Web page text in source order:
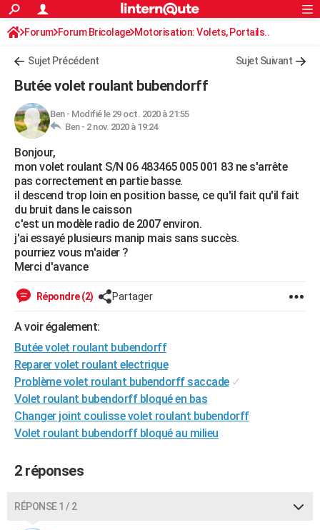
ACTUALITÉS
Politique
Société
Faits Divers
Education
Monde
Villes
+
FINANCE
Retraite
Impôts
Epargne
Immobilier
Risques naturels par ville
Banque
Assurance
Crédit
AUTO
Essais
Réserver un essai
Citadines
Berlines
SUV
Forum auto
+HIGH-TECH
Mobiles
Meilleur smartphone
Internet
Ordinateurs
Jeux vidéo
Guide high-tech
+BRICOLAGE
Forum
Aménagement intérieur
Extérieur
Cuisine
Salle de bains
Jardinage
Rangement
WEEK-END
Guides de France
Escapades
Patrimoine
Expositions
Musées
Week-end nature
+LIFESTYLE
Alimentation
Guide de la santé
Maladies
Médicaments
Sommeil
Destinations
City break
Voyage nature
Voyage de noces
Forum
Climat
+
GUIDES D'ACHAT
BONS PLANS
CARTE DE VOEUX
Dictionnaire
Biographies
Citations
Expressions
Proverbes
PROGRAMME TV
COPAINS D'AVANT
Rechercher
S'inscrire
Connexion
Forum Forum Bricolage Motorisation: Volets, Portails..
Sujet Précédent Sujet Suivant
Butée volet roulant bubendorff
Ben- Modifié le 29 oct. 2020 à 21:55
Ben - 2 nov. 2020 à 19:24
Bonjour,
mon volet roulant S/N 06 483465 005 001 83 ne s'arrête
pas correctement en partie basse.
il descend trop loin en position basse, ce qu'il fait qu'il fait
du bruit dans le caisson
c'est un modèle radio de 2007 environ.
j'ai essayé plusieurs manip mais sans succès.
pourriez vous m'aider ?
Merci d'avance
Répondre (2) Partager
A voir également:
Butée volet roulant bubendorff
Reparer volet roulant electrique
Problème volet roulant bubendorff saccade ✓
Volet roulant bubendorff bloqué en bas
Changer joint coulisse volet roulant bubendorff
Volet roulant bubendorff bloqué au milieu
2 réponses
RÉPONSE 1 / 2